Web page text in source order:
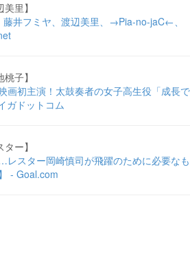
里】
井フミヤ、渡辺美里、→Pia-no-jaC←、
子】
画初主演！太鼓奏者の女子高生役「成長で
ガドットコム
ー】
スター岡崎慎司が飛躍のために必要なも
- Goal.com